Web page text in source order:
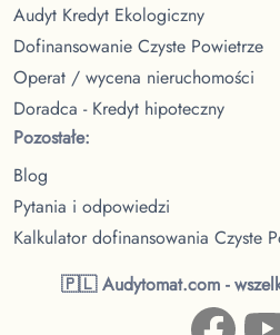
Audyt Kredyt Ekologiczny
Dofinansowanie Czyste Powietrze
Operat / wycena nieruchomości
Doradca - Kredyt hipoteczny
Pozostałe:
Blog
Pytania i odpowiedzi
Kalkulator dofinansowania Czyste
🇵🇱 Audytomat.com -